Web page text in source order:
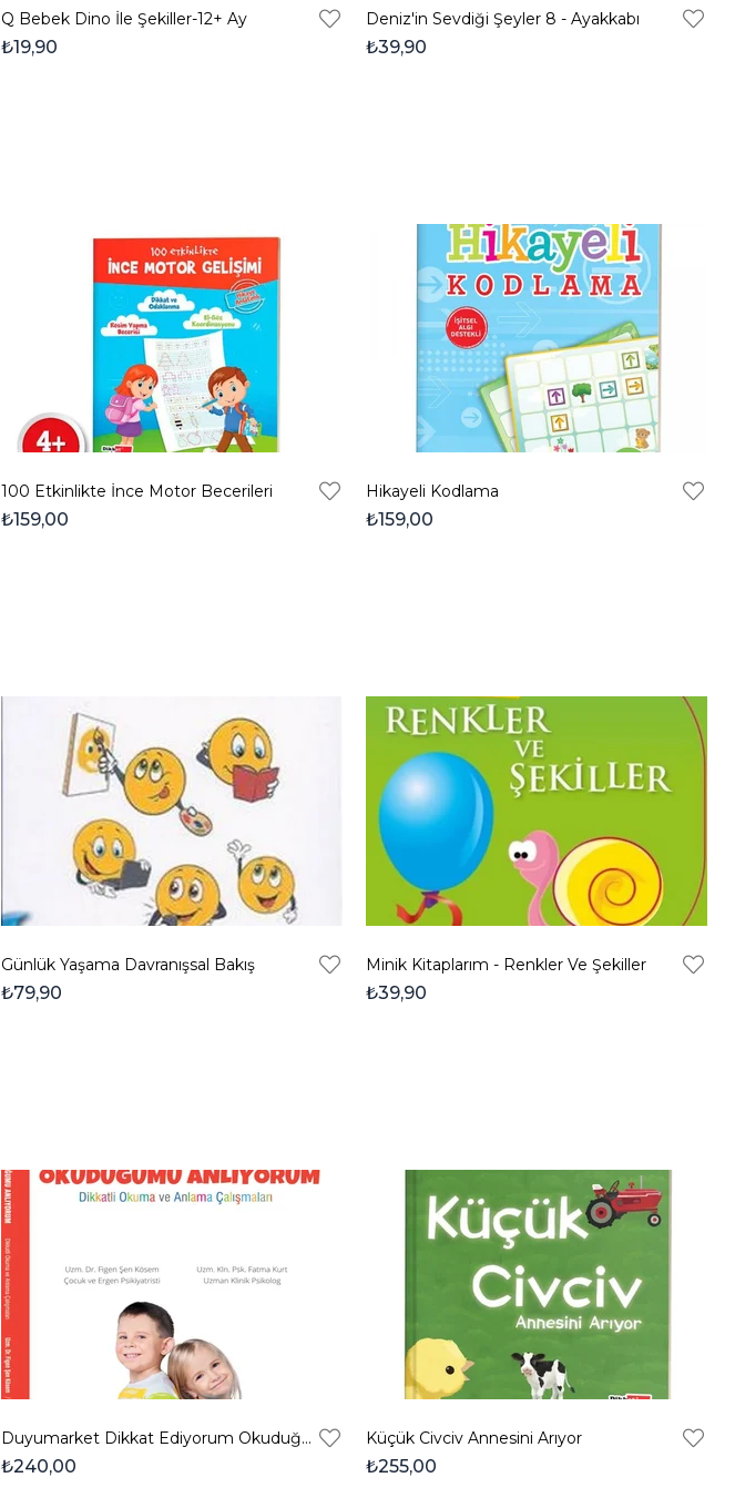
Q Bebek Dino İle Şekiller-12+ Ay
₺19,90
Deniz'in Sevdiği Şeyler 8 - Ayakkabı
₺39,90
100 Etkinlikte İnce Motor Becerileri
₺159,00
Hikayeli Kodlama
₺159,00
Günlük Yaşama Davranışsal Bakış
₺79,90
Minik Kitaplarım - Renkler Ve Şekiller
₺39,90
Duyumarket Dikkat Ediyorum Okuduğumu Anlıyorum- Okuma Ve Anlama Çalışmaları Kitabı
₺240,00
Küçük Civciv Annesini Arıyor
₺255,00